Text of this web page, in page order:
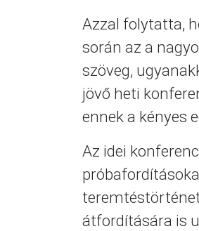
Azzal folytatta,
során az a
szöveg,
jövő heti
ennek a kényes
Az idei
átfordítására is